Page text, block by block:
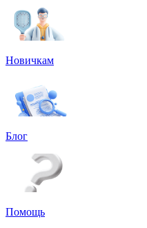
Новичкам
Блог
Помощь